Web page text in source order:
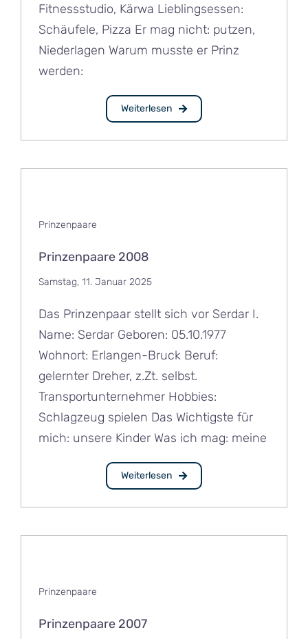
Fitnessstudio, Kärwa Lieblingsessen:
Schäufele, Pizza Er mag nicht: putzen,
Niederlagen Warum musste er Prinz
werden:
Weiterlesen
Prinzenpaare
Prinzenpaare 2008
Samstag, 11. Januar 2025
Das Prinzenpaar stellt sich vor Serdar I.
Name: Serdar Geboren: 05.10.1977
Wohnort: Erlangen-Bruck Beruf:
gelernter Dreher, z.Zt. selbst.
Transportunternehmer Hobbies:
Schlagzeug spielen Das Wichtigste für
mich: unsere Kinder Was ich mag: meine
Weiterlesen
Prinzenpaare
Prinzenpaare 2007